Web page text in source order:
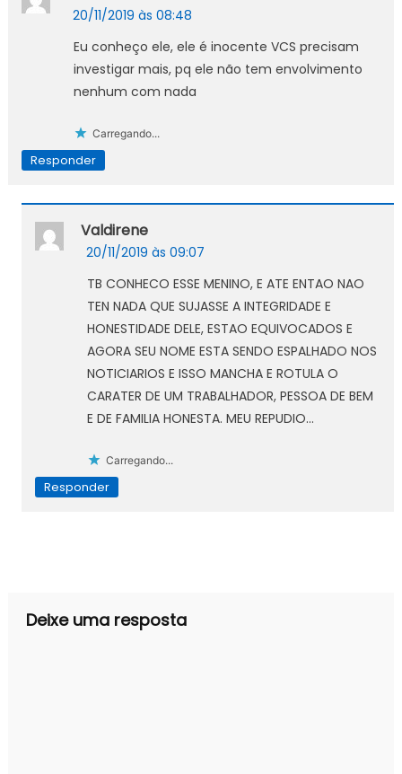
20/11/2019 às 08:48
Eu conheço ele, ele é inocente VCS precisam
investigar mais, pq ele não tem envolvimento
nenhum com nada
Carregando...
Responder
Valdirene
20/11/2019 às 09:07
TB CONHECO ESSE MENINO, E ATE ENTAO NAO
TEN NADA QUE SUJASSE A INTEGRIDADE E
HONESTIDADE DELE, ESTAO EQUIVOCADOS E
AGORA SEU NOME ESTA SENDO ESPALHADO NOS
NOTICIARIOS E ISSO MANCHA E ROTULA O
CARATER DE UM TRABALHADOR, PESSOA DE BEM
E DE FAMILIA HONESTA. MEU REPUDIO…
Carregando...
Responder
Deixe uma resposta